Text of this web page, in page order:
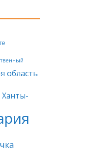
область
Ханты-